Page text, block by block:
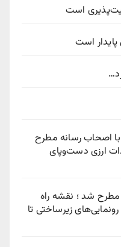
است
است
اصحاب رسانه مطرح
ارزی دست‌وپای
مطرح شد ؛ نقشه راه
زیرساختی تا